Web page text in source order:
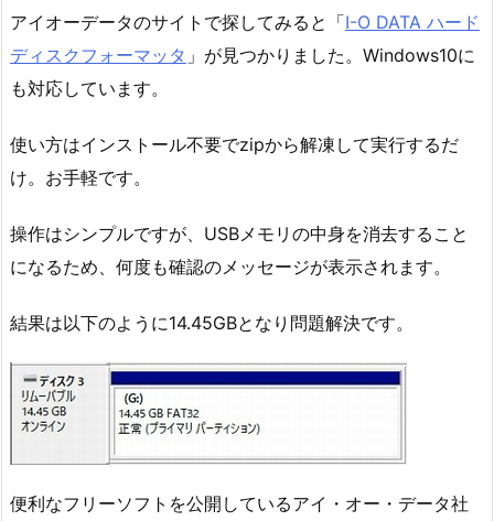
アイオーデータのサイトで探してみると「I-O DATA ハード
ディスクフォーマッタ 」が見つかりました。Windows10に
も対応しています。
使い方はインストール不要でzipから解凍して実行するだ
け。お手軽です。
操作はシンプルですが、USBメモリの中身を消去すること
になるため、何度も確認のメッセージが表示されます。
結果は以下のように14.45GBとなり問題解決です。
便利なフリーソフトを公開しているアイ・オー・データ社